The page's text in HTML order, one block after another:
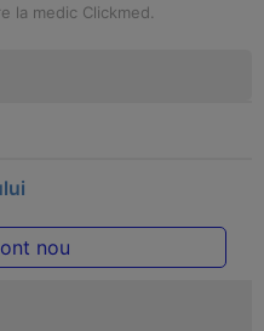
la medic Clickmed.
nou